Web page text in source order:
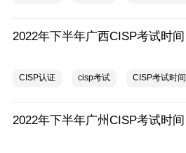
2022年下半年广西CISP考试时间
CISP认证 cisp考试 CISP考试时间
2022年下半年广州CISP考试时间